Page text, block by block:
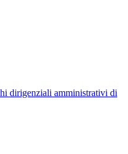
dirigenziali amministrativi di